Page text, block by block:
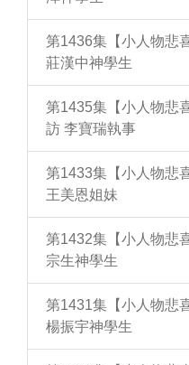
第1436集【小人物悲
莊漢中神學生
第1435集【小人物悲
訪 李寶瑞執事
第1433集【小人物悲
王美恩姐妹
第1432集【小人物悲
宗生神學生
第1431集【小人物悲
楊振宇神學生